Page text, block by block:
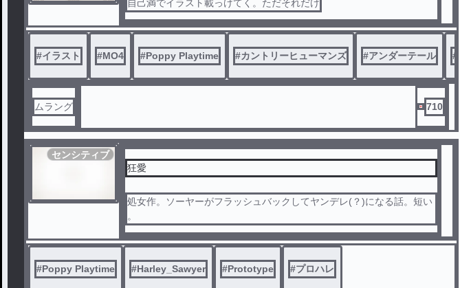
1 2
自己満でイラスト載っけてく。ただそれだけ
#イラスト #MO4 #Poppy Playtime #カントリーヒューマンズ #アンダーテール #
ムラング 710
センシティブ
狂愛
処女作。ソーヤーがフラッシュバックしてヤンデレ(？)になる話。短い
。
#Poppy Playtime #Harley_Sawyer #Prototype #プロハレ